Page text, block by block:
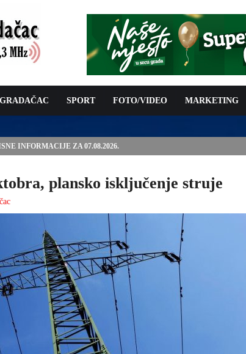
GRADAČAC SPORT FOTO/VIDEO MARKETING
TK – POTPISAN UGOVOR: 6,9 MILIONA KM ZA
plansko isključenje struje